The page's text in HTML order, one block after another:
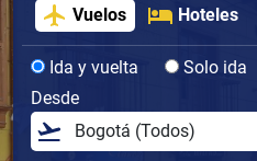
Vuelos Hoteles
Ida y vuelta Solo ida
Desde